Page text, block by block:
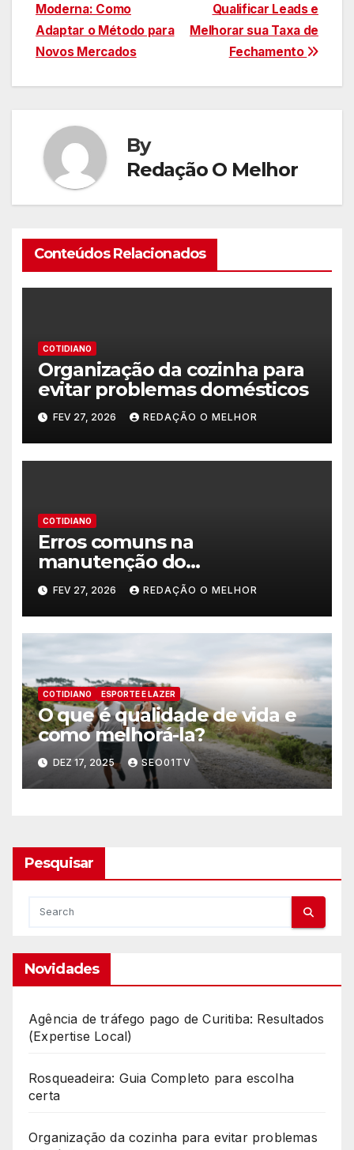
de
Post
Qualificar Leads e
Melhorar sua Taxa de
Fechamento
Moderna: Como
Adaptar o Método para
Novos Mercados
By
Redação O Melhor
Conteúdos Relacionados
COTIDIANO
Organização da cozinha para
evitar problemas domésticos
FEV 27, 2026 REDAÇÃO O MELHOR
COTIDIANO
Erros comuns na
manutenção do
encanamento residencial
FEV 27, 2026 REDAÇÃO O MELHOR
COTIDIANO ESPORTE E LAZER
O que é qualidade de vida e
como melhorá-la?
DEZ 17, 2025 SEO01TV
Pesquisar
Novidades
Agência de tráfego pago de Curitiba: Resultados
(Expertise Local)
Rosqueadeira: Guia Completo para escolha
certa
Organização da cozinha para evitar problemas